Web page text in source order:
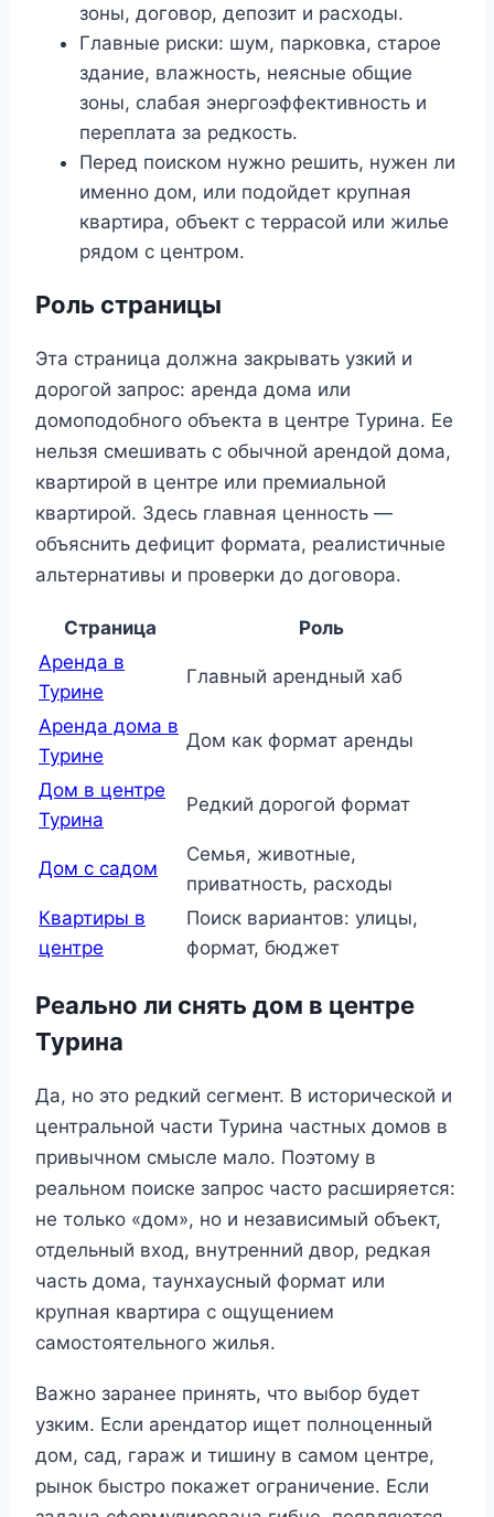
зоны, договор, депозит и расходы.
Главные риски: шум, парковка, старое
здание, влажность, неясные общие
зоны, слабая энергоэффективность и
переплата за редкость.
Перед поиском нужно решить, нужен ли
именно дом, или подойдет крупная
квартира, объект с террасой или жилье
рядом с центром.
Роль страницы
Эта страница должна закрывать узкий и
дорогой запрос: аренда дома или
домоподобного объекта в центре Турина. Ее
нельзя смешивать с обычной арендой дома,
квартирой в центре или премиальной
квартирой. Здесь главная ценность —
объяснить дефицит формата, реалистичные
альтернативы и проверки до договора.
Страница
Роль
Аренда в
Турине
Главный арендный хаб
Аренда дома в
Турине
Дом как формат аренды
Дом в центре
Турина
Редкий дорогой формат
Дом с садом
Семья, животные,
приватность, расходы
Квартиры в
центре
Поиск вариантов: улицы,
формат, бюджет
Реально ли снять дом в центре
Турина
Да, но это редкий сегмент. В исторической и
центральной части Турина частных домов в
привычном смысле мало. Поэтому в
реальном поиске запрос часто расширяется:
не только «дом», но и независимый объект,
отдельный вход, внутренний двор, редкая
часть дома, таунхаусный формат или
крупная квартира с ощущением
самостоятельного жилья.
Важно заранее принять, что выбор будет
узким. Если арендатор ищет полноценный
дом, сад, гараж и тишину в самом центре,
рынок быстро покажет ограничение. Если